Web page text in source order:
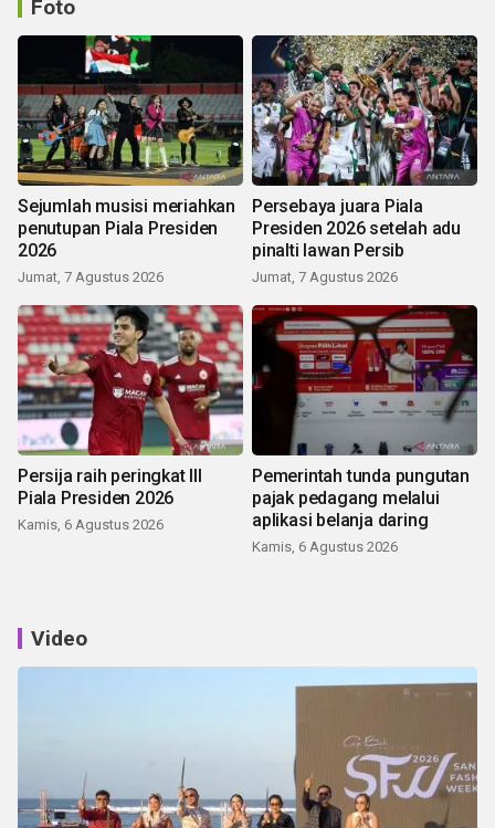
Foto
Sejumlah musisi meriahkan
penutupan Piala Presiden
2026
Jumat, 7 Agustus 2026
Persebaya juara Piala
Presiden 2026 setelah adu
pinalti lawan Persib
Jumat, 7 Agustus 2026
Persija raih peringkat III
Piala Presiden 2026
Kamis, 6 Agustus 2026
Pemerintah tunda pungutan
pajak pedagang melalui
aplikasi belanja daring
Kamis, 6 Agustus 2026
Video